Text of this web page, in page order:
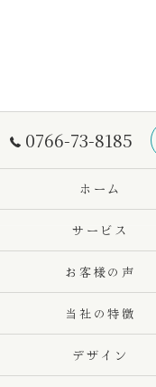
0766-73-8185
ホーム
サービス
お客様の声
当社の特徴
デザイン